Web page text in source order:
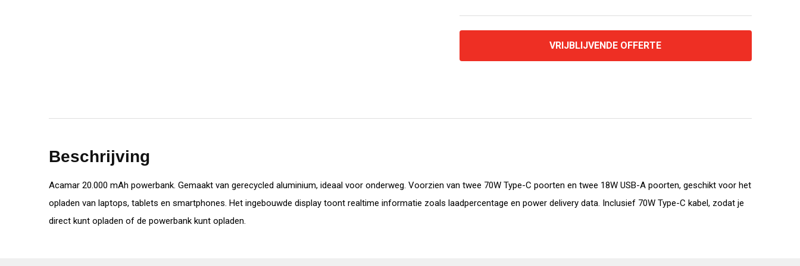
VRIJBLIJVENDE OFFERTE
Beschrijving
Acamar 20.000 mAh powerbank. Gemaakt van gerecycled aluminium, ideaal voor onderweg. Voorzien van twee 70W Type-C poorten en twee 18W USB-A poorten, geschikt voor het
opladen van laptops, tablets en smartphones. Het ingebouwde display toont realtime informatie zoals laadpercentage en power delivery data. Inclusief 70W Type-C kabel, zodat je
direct kunt opladen of de powerbank kunt opladen.